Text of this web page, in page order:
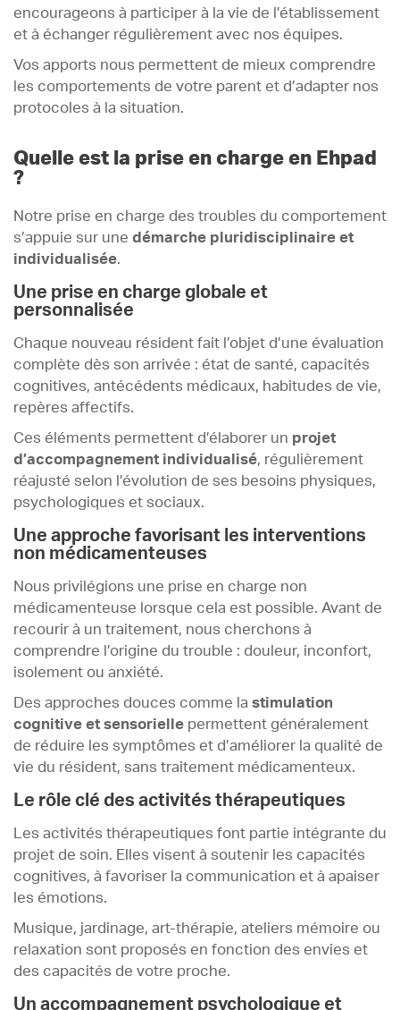
encourageons à participer à la vie de l’établissement
et à échanger régulièrement avec nos équipes.
Vos apports nous permettent de mieux comprendre
les comportements de votre parent et d’adapter nos
protocoles à la situation.
Quelle est la prise en charge en Ehpad
?
Notre prise en charge des troubles du comportement
s’appuie sur une démarche pluridisciplinaire et
individualisée.
Une prise en charge globale et
personnalisée
Chaque nouveau résident fait l’objet d’une évaluation
complète dès son arrivée : état de santé, capacités
cognitives, antécédents médicaux, habitudes de vie,
repères affectifs.
Ces éléments permettent d’élaborer un projet
d’accompagnement individualisé, régulièrement
réajusté selon l’évolution de ses besoins physiques,
psychologiques et sociaux.
Une approche favorisant les interventions
non médicamenteuses
Nous privilégions une prise en charge non
médicamenteuse lorsque cela est possible. Avant de
recourir à un traitement, nous cherchons à
comprendre l’origine du trouble : douleur, inconfort,
isolement ou anxiété.
Des approches douces comme la stimulation
cognitive et sensorielle permettent généralement
de réduire les symptômes et d’améliorer la qualité de
vie du résident, sans traitement médicamenteux.
Le rôle clé des activités thérapeutiques
Les activités thérapeutiques font partie intégrante du
projet de soin. Elles visent à soutenir les capacités
cognitives, à favoriser la communication et à apaiser
les émotions.
Musique, jardinage, art-thérapie, ateliers mémoire ou
relaxation sont proposés en fonction des envies et
des capacités de votre proche.
Un accompagnement psychologique et